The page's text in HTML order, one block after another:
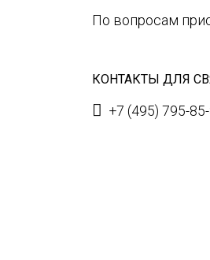
По вопросам
КОНТАКТЫ ДЛЯ
+7 (495) 795-